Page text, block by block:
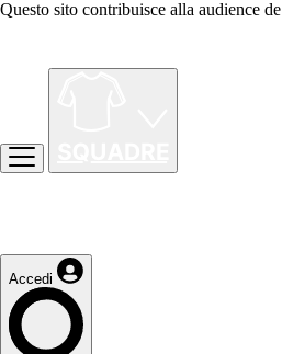
Questo sito contribuisce alla audience de
Accedi